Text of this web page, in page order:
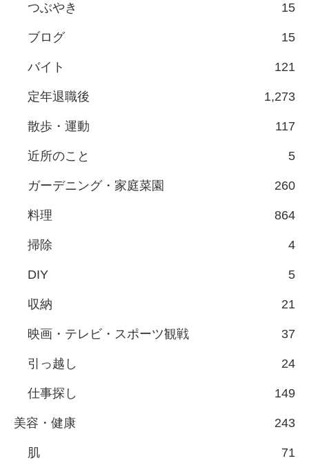
つぶやき 15
ブログ 15
バイト 121
定年退職後 1,273
散歩・運動 117
近所のこと 5
ガーデニング・家庭菜園 260
料理 864
掃除 4
DIY 5
収納 21
映画・テレビ・スポーツ観戦 37
引っ越し 24
仕事探し 149
美容・健康 243
肌 71